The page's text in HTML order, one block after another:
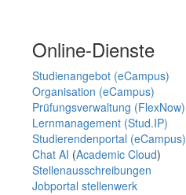
Online-Dienste
Studienangebot (eCampus)
Organisation (eCampus)
Prüfungsverwaltung (FlexNow)
Lernmanagement (Stud.IP)
Studierendenportal (eCampus)
Chat AI (Academic Cloud)
Stellenausschreibungen
Jobportal stellenwerk